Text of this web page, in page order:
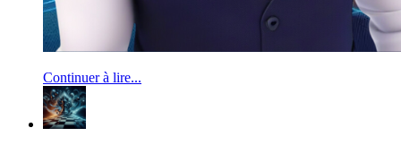
Continuer à lire...